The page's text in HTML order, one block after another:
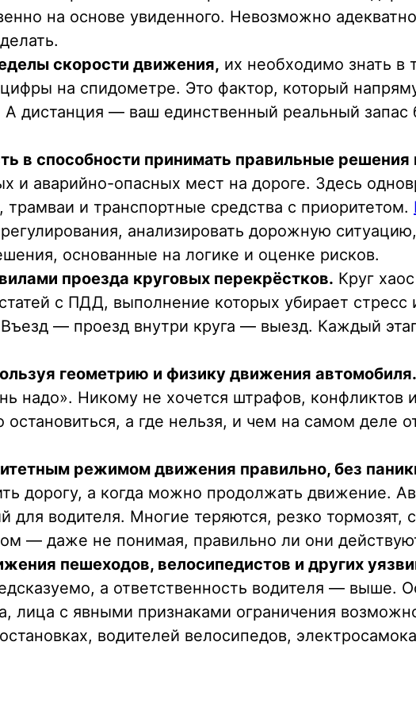
на основе увиденного. Невозможно
скорости движения, их необходимо знать в
на спидометре. Это фактор, который
дистанция — ваш единственный реальный запас
в способности принимать правильные решения
и аварийно-опасных мест на дороге. Здесь
и транспортные средства с приоритетом.
анализировать дорожную
основанные на логике и оценке рисков.
проезда круговых перекрёстков. Круг
с ПДД, выполнение которых убирает стресс
— проезд внутри круга — выезд. Каждый
геометрию и физику движения
надо». Никому не хочется штрафов, конфликтов
а где нельзя, и чем на самом деле
режимом движения правильно, без
дорогу, а когда можно продолжать движение.
для водителя. Многие теряются, резко
— даже не понимая, правильно ли они
пешеходов, велосипедистов и других
а ответственность водителя — выше.
лица с явными признаками ограничения
водителей велосипедов,